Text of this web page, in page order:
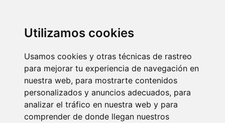
Utilizamos cookies
Usamos cookies y otras técnicas de rastreo
para mejorar tu experiencia de navegación en
nuestra web, para mostrarte contenidos
personalizados y anuncios adecuados, para
analizar el tráfico en nuestra web y para
comprender de donde llegan nuestros